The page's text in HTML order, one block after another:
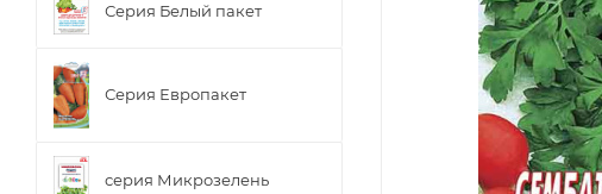
Серия Белый пакет
Серия Европакет
серия Микрозелень